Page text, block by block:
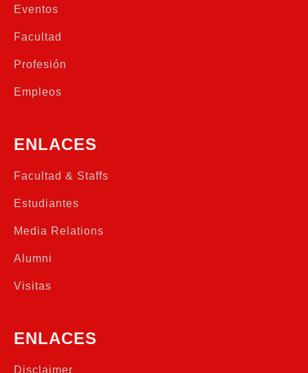
Eventos
Facultad
Profesión
Empleos
ENLACES
Facultad & Staffs
Estudiantes
Media Relations
Alumni
Visitas
ENLACES
Disclaimer